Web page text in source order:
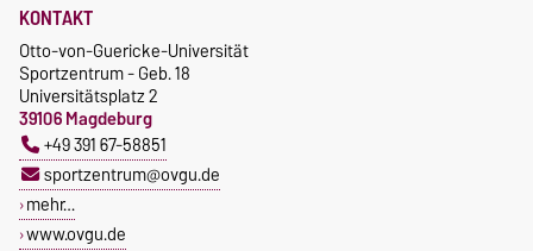
KONTAKT
Otto-von-Guericke-Universität
Sportzentrum - Geb. 18
Universitätsplatz 2
39106 Magdeburg
+49 391 67-58851
sportzentrum@ovgu.de
mehr…
www.ovgu.de